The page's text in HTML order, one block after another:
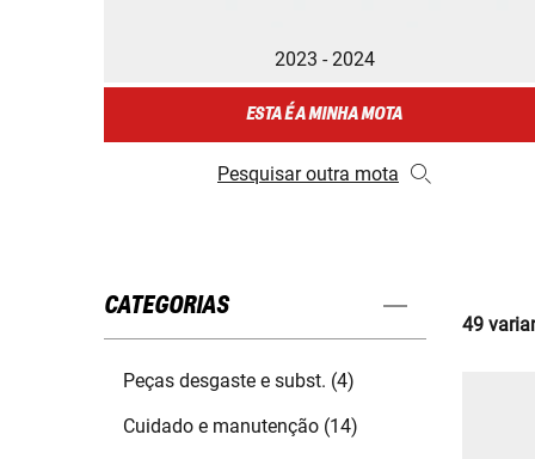
2023 - 2024
ESTA É A MINHA MOTA
Pesquisar outra mota
CATEGORIAS
Peças desgaste e subst. (4)
Cuidado e manutenção (14)
49